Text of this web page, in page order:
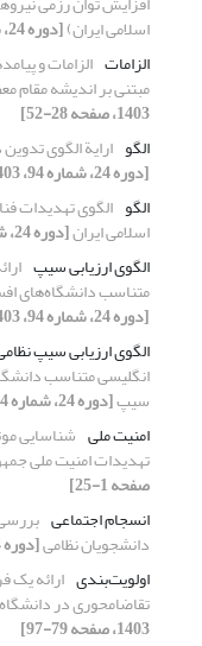
اسلامی ایران)[دوره 24، شماره 94، 1403، صفحه 98-124]
الزامات الزامات و
مبتنی بر اندیشه مقام
1403، صفحه 28-52]
الگو ارایة الگوی
[دوره 24، شماره 94، 1403، صفحه 159-184]
الگو الگوی تهدیدات
اسلامی ایران[دوره 24، شماره 96، 1403، صفحه 58-77]
الگوی ارزیابی سیپ
متناسب دانشگاه‌های
[دوره 24، شماره 94، 1403، صفحه 43-78]
الگوی ارزیابی سیپ
انگلیسی متناسب
سیپ[دوره 24، شماره 94، 1403، صفحه 43-78]
امنیت ملی شناسایی
تهدیدات امنیت ملی
صفحه 1-25]
انسجام اجتماعی
دانشجویان نظامی[دوره 24، شماره 93، 1403، صفحه 128-154]
اولویت‌بندی ارائه یک
تقاضامحوری در
1403، صفحه 79-97]